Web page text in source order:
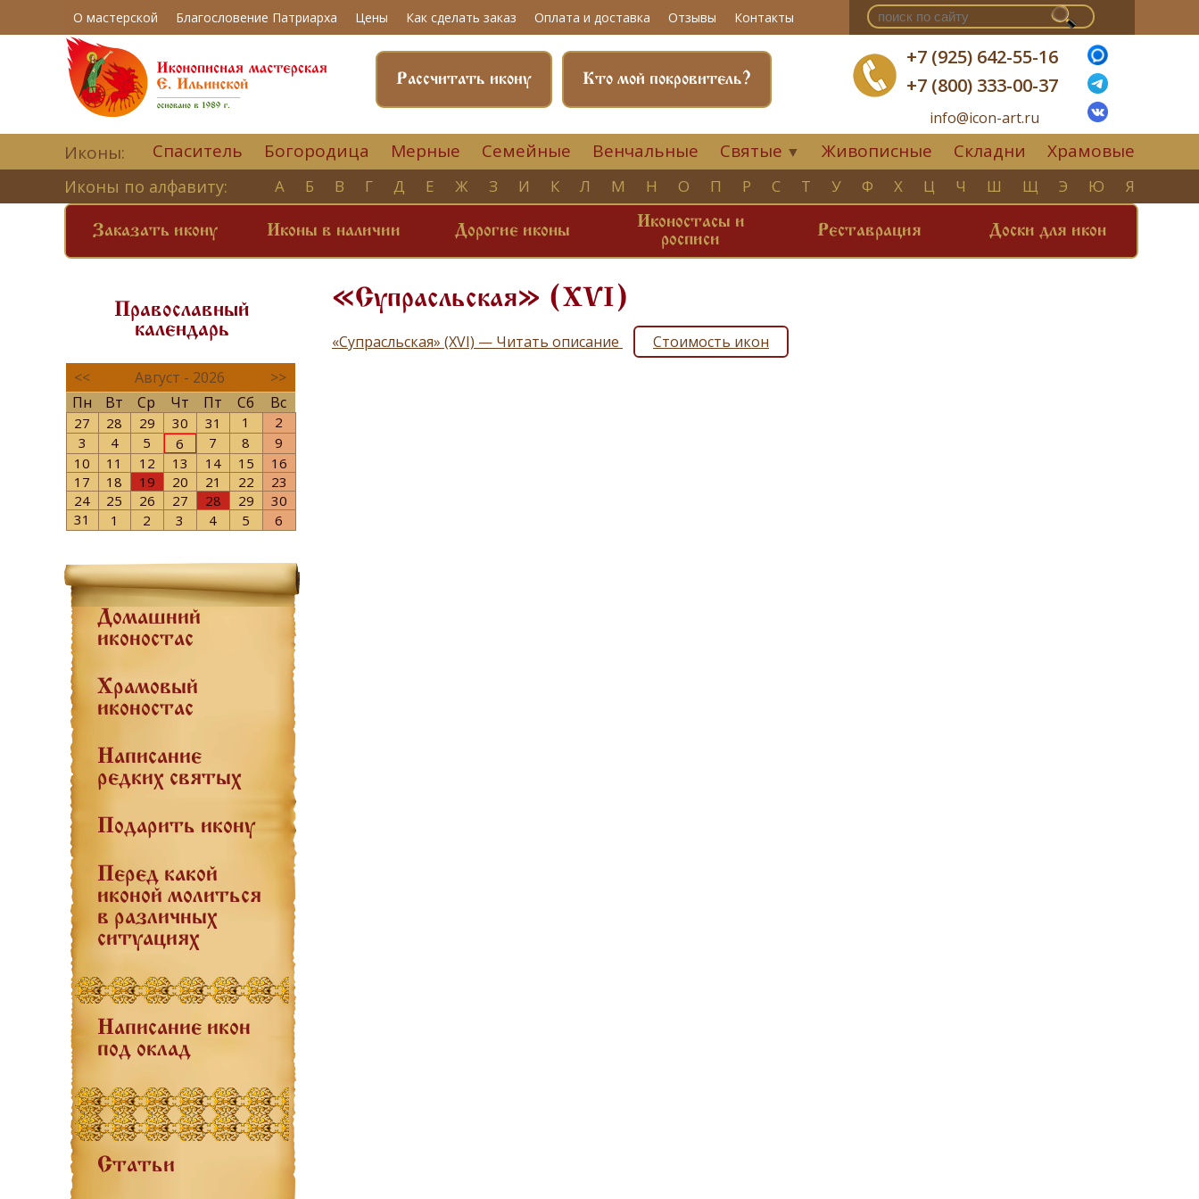
О мастерской Благословение Патриарха Цены Как сделать заказ Оплата и доставка Отзывы Контакты
+7 (925) 642-55-16
+7 (800) 333-00-37
info@icon-art.ru
Кто мой покровитель?
Рассчитать икону
Иконы: Спаситель Богородица Мерные Семейные Венчальные Святые ▼ Живописные Складни Храмовые
Иконы по алфавиту: А Б В Г Д Е Ж З И К Л М Н О П Р С Т У Ф Х Ц Ч Ш Щ Э Ю Я
Заказать икону Иконы в наличии Дорогие иконы
Иконостасы и
росписи
Реставрация Доски для икон
Православный
календарь
<< Август - 2026
>>
Пн
Вт Ср Чт Пт Сб Вс
27 28 29 30 31 1
2
3
4 5 6 7 8
9
10
11 12 13 14 15
16
17
18 19 20 21 22
23
24
25 26 27 28 29
30
31
1 2 3 4 5 6
Домашний
иконостас
Храмовый
иконостас
Написание
редких святых
Подарить икону
Перед какой
иконой молиться
в различных
ситуациях
Написание икон
под оклад
Статьи
«Супрасльская» (ХVI)
«Супрасльская» (ХVI) — Читать описание Стоимость икон